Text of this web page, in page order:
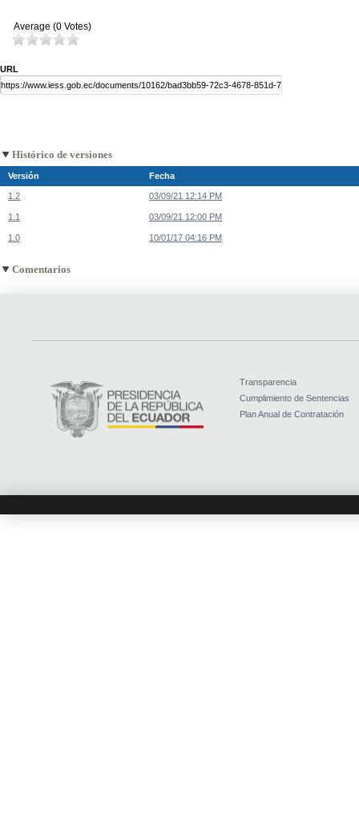
Average (0 Votes)
URL
Histórico de versiones
Versión Fecha
1.2 03/09/21 12:14 PM
1.1 03/09/21 12:00 PM
1.0 10/01/17 04:16 PM
Comentarios
Transparencia
Cumplimiento de Sentencias
Plan Anual de Contratación